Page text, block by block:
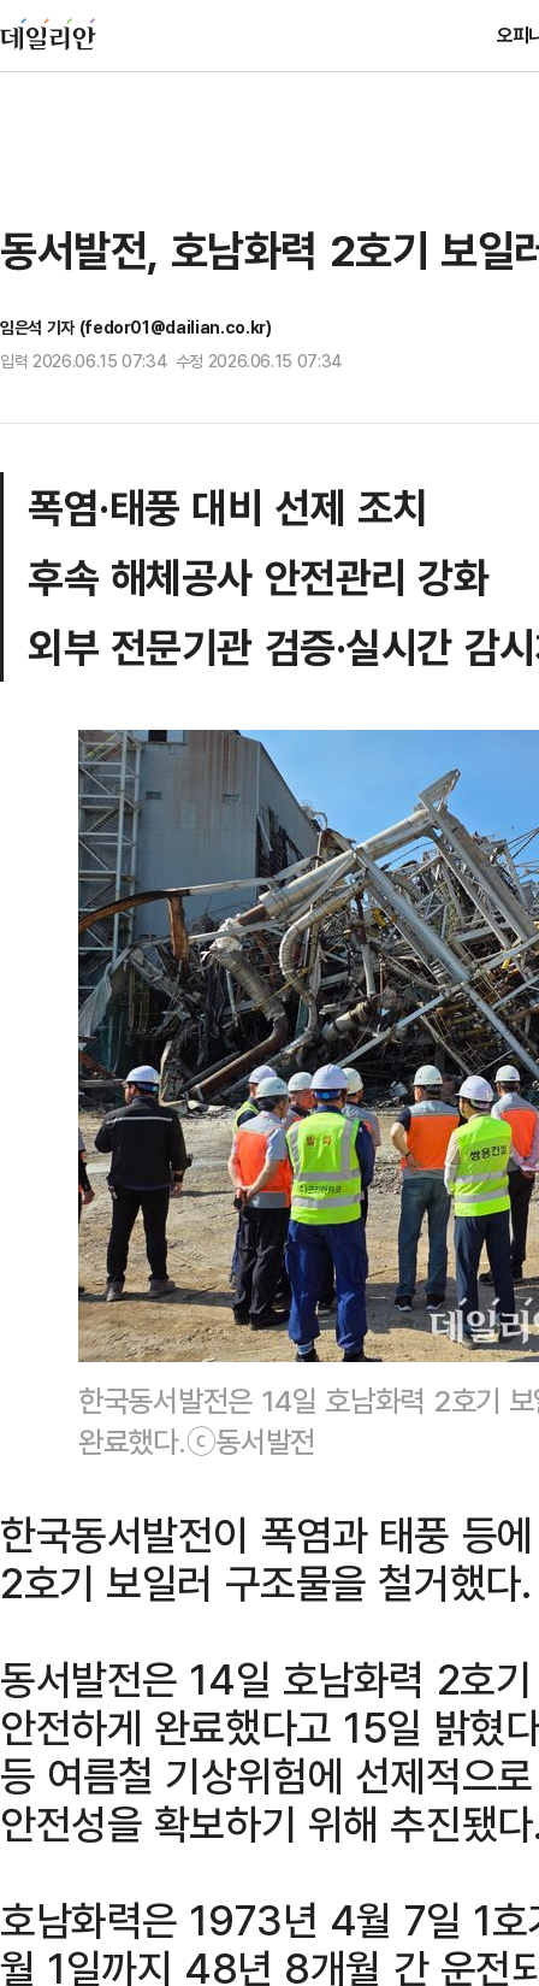
오피
동서발전, 호남화력 2호기 보일
임은석 기자 (fedor01@dailian.co.kr)
입력 2026.06.15 07:34 수정 2026.06.15 07:34
폭염·태풍 대비 선제 조치
후속 해체공사 안전관리 강화
외부 전문기관 검증·실시간 감
한국동서발전은 14일 호남화력 2호기
완료했다.ⓒ동서발전
한국동서발전이 폭염과 태풍 등
2호기 보일러 구조물을 철거했다.
동서발전은 14일 호남화력 2호
안전하게 완료했다고 15일 밝혔
등 여름철 기상위험에 선제적으
안전성을 확보하기 위해 추진됐
호남화력은 1973년 4월 7일 1
월 1일까지 48년 8개월 간 운전